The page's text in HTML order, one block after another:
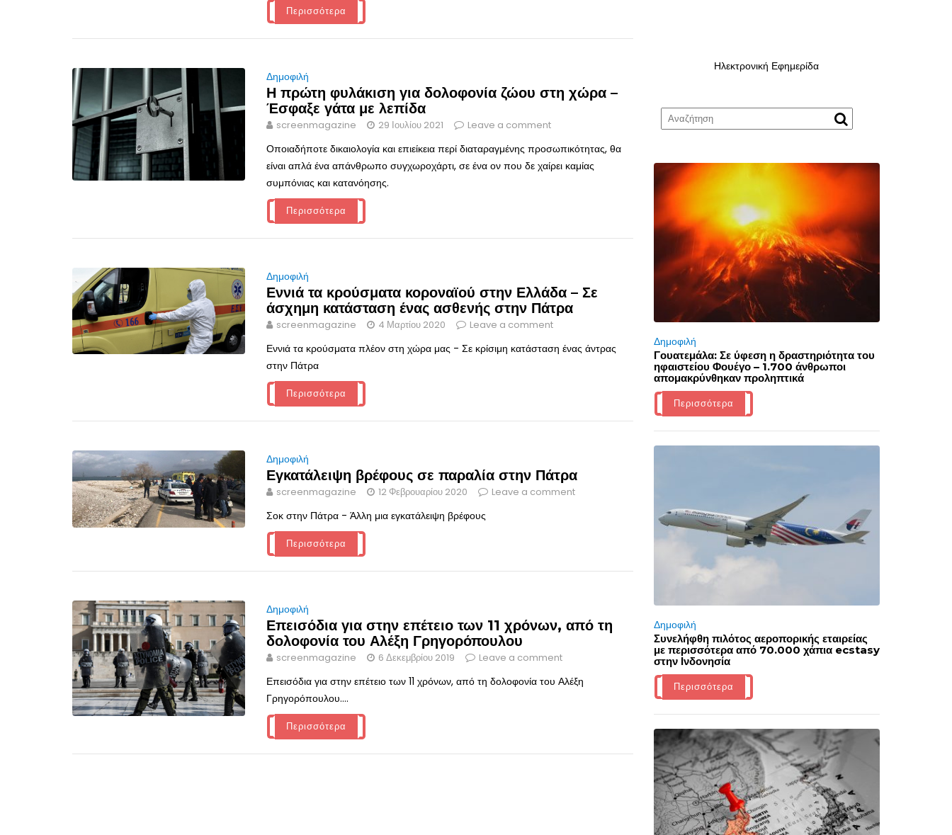
Περισσότερα
Δημοφιλή
Η πρώτη φυλάκιση για δολοφονία ζώου στη χώρα –
Έσφαξε γάτα με λεπίδα
screenmagazine 29 Ιουλίου 2021 Leave a comment
Οποιαδήποτε δικαιολογία και επιείκεια περί διαταραγμένης προσωπικότητας, θα
είναι απλά ένα απάνθρωπο συγχωροχάρτι, σε ένα ον που δε χαίρει καμίας
συμπόνιας και κατανόησης.
Περισσότερα
Δημοφιλή
Εννιά τα κρούσματα κοροναϊού στην Ελλάδα – Σε
άσχημη κατάσταση ένας ασθενής στην Πάτρα
screenmagazine 4 Μαρτίου 2020 Leave a comment
Εννιά τα κρούσματα πλέον στη χώρα μας - Σε κρίσιμη κατάσταση ένας άντρας
στην Πάτρα
Περισσότερα
Δημοφιλή
Εγκατάλειψη βρέφους σε παραλία στην Πάτρα
screenmagazine 12 Φεβρουαρίου 2020 Leave a comment
Σοκ στην Πάτρα - Άλλη μια εγκατάλειψη βρέφους
Περισσότερα
Δημοφιλή
Επεισόδια για στην επέτειο των 11 χρόνων, από τη
δολοφονία του Αλέξη Γρηγορόπουλου
screenmagazine 6 Δεκεμβρίου 2019 Leave a comment
Επεισόδια για στην επέτειο των 11 χρόνων, από τη δολοφονία του Αλέξη
Γρηγορόπουλου....
Περισσότερα
Ηλεκτρονική Εφημερίδα
Δημοφιλή
Γουατεμάλα: Σε ύφεση η δραστηριότητα του
ηφαιστείου Φουέγο – 1.700 άνθρωποι
απομακρύνθηκαν προληπτικά
Περισσότερα
Δημοφιλή
Συνελήφθη πιλότος αεροπορικής εταιρείας
με περισσότερα από 70.000 χάπια ecstasy
στην Ινδονησία
Περισσότερα